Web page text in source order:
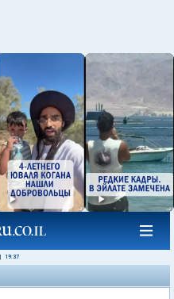
19:37